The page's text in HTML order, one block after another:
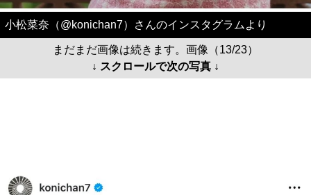
小松菜奈（@konichan7）さんのインスタグラムより
まだまだ画像は続きます。画像（13/23）
↓ スクロールで次の写真 ↓